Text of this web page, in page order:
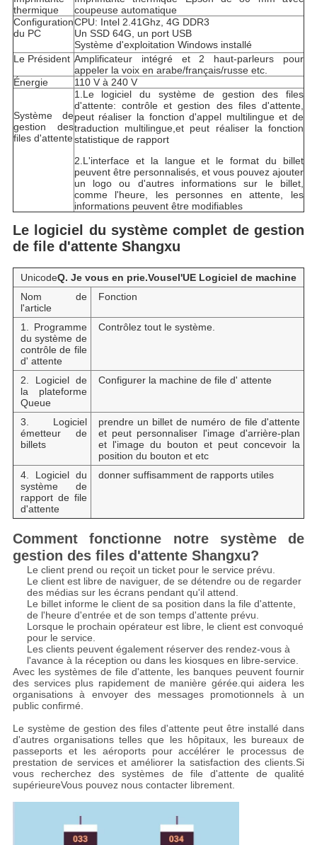
thermique
coupeuse automatique
Configuration
du PC
CPU: Intel 2.41Ghz, 4G DDR3
Un SSD 64G, un port USB
Système d'exploitation Windows installé
Le Président Amplificateur intégré et 2 haut-parleurs pour
appeler la voix en arabe/français/russe etc.
Énergie
110 V à 240 V
Système de
gestion des
files d'attente
1.Le logiciel du système de gestion des files
d'attente: contrôle et gestion des files d'attente,
peut réaliser la fonction d'appel multilingue et de
traduction multilingue,et peut réaliser la fonction
statistique de rapport
2.L'interface et la langue et le format du billet
peuvent être personnalisés, et vous pouvez ajouter
un logo ou d'autres informations sur le billet,
comme l'heure, les personnes en attente, les
informations peuvent être modifiables
Le logiciel du système complet de gestion
de file d'attente Shangxu
UnicodeQ. Je vous en prie.Vousel'UE Logiciel de machine
Nom de
l'article
Fonction
1. Programme
du système de
contrôle de file
d' attente
Contrôlez tout le système.
2. Logiciel de
la plateforme
Queue
Configurer la machine de file d' attente
3. Logiciel
émetteur de
billets
prendre un billet de numéro de file d'attente
et peut personnaliser l'image d'arrière-plan
et l'image du bouton et peut concevoir la
position du bouton et etc
4. Logiciel du
système de
rapport de file
d'attente
donner suffisamment de rapports utiles
Comment fonctionne notre système de
gestion des files d'attente Shangxu?
Le client prend ou reçoit un ticket pour le service prévu.
Le client est libre de naviguer, de se détendre ou de regarder
des médias sur les écrans pendant qu'il attend.
Le billet informe le client de sa position dans la file d'attente,
de l'heure d'entrée et de son temps d'attente prévu.
Lorsque le prochain opérateur est libre, le client est convoqué
pour le service.
Les clients peuvent également réserver des rendez-vous à
l'avance à la réception ou dans les kiosques en libre-service.
Avec les systèmes de file d'attente, les banques peuvent fournir
des services plus rapidement de manière gérée.qui aidera les
organisations à envoyer des messages promotionnels à un
public confirmé.
Le système de gestion des files d'attente peut être installé dans
d'autres organisations telles que les hôpitaux, les bureaux de
passeports et les aéroports pour accélérer le processus de
prestation de services et améliorer la satisfaction des clients.Si
vous recherchez des systèmes de file d'attente de qualité
supérieureVous pouvez nous contacter librement.